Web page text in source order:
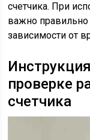
счетчика. При
важно правильно
зависимости от
проверке
счетчика